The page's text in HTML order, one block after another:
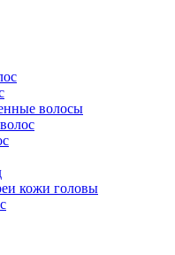
волосы
кожи головы